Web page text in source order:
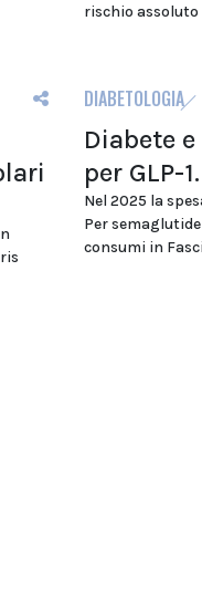
rischio assoluto
DIABETOLOGIA
Diabete
per GLP-
Nel 2025 la
Per
consumi in